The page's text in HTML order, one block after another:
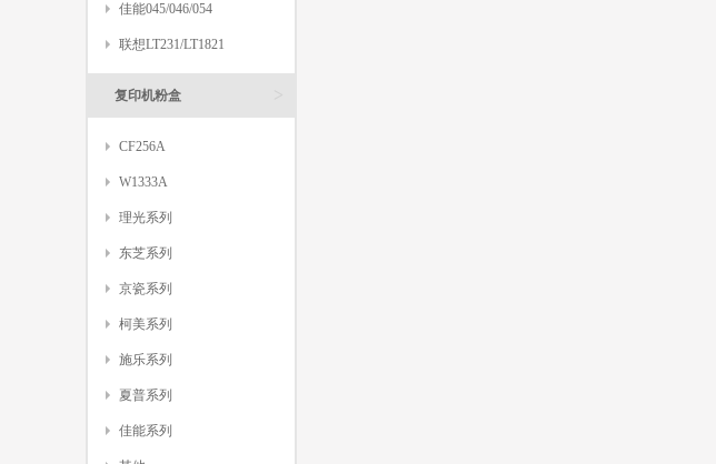
佳能045/046/054
联想LT231/LT1821
复印机粉盒
CF256A
W1333A
理光系列
东芝系列
京瓷系列
柯美系列
施乐系列
夏普系列
佳能系列